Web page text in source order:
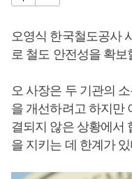
오영식 한국철도공사
로 철도 안전성을 확보
오 사장은 두 기관의
을 개선하려고 하지만
결되지 않은 상황에서
을 지키는 데 한계가